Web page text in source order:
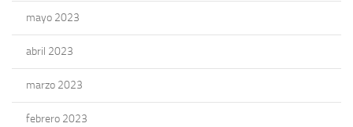
mayo 2023
abril 2023
marzo 2023
febrero 2023